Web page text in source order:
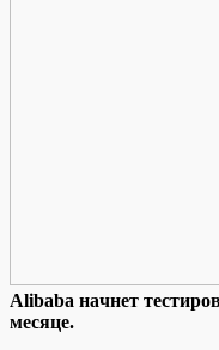
Alibaba нaчнeт
месяце.